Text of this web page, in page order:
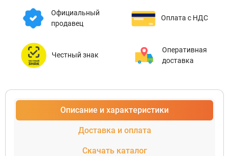
Официальный
продавец
Оплата с НДС
Честный знак
Оперативная
доставка
Описание и характеристики
Доставка и оплата
Скачать каталог